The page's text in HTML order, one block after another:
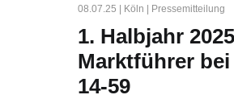
08.07.25 | Köln | Pressemitteilung
1. Halbjahr
Marktführer
14-59